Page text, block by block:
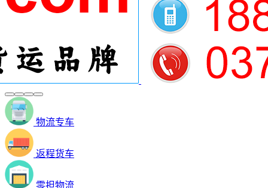
物流专车
返程货车
零担物流